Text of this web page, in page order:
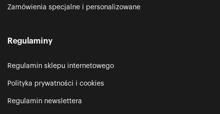
Zamówienia specjalne i personalizowane
Regulaminy
Regulamin sklepu internetowego
Polityka prywatności i cookies
Regulamin newslettera